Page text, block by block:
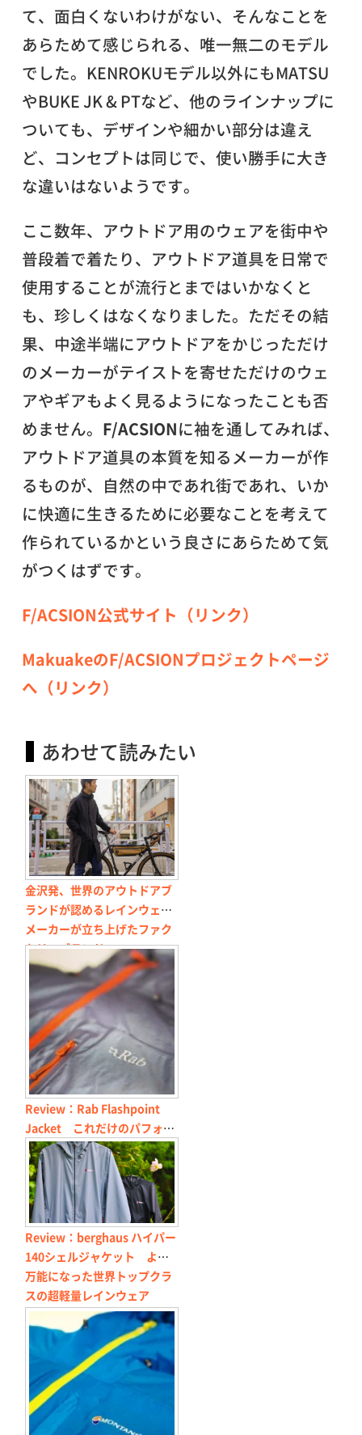
て、面白くないわけがない、そんなことを
あらためて感じられる、唯一無二のモデル
でした。KENROKUモデル以外にもMATSU
やBUKE JK & PTなど、他のラインナップに
ついても、デザインや細かい部分は違え
ど、コンセプトは同じで、使い勝手に大き
な違いはないようです。
ここ数年、アウトドア用のウェアを街中や
普段着で着たり、アウトドア道具を日常で
使用することが流行とまではいかなくと
も、珍しくはなくなりました。ただその結
果、中途半端にアウトドアをかじっただけ
のメーカーがテイストを寄せただけのウェ
アやギアもよく見るようになったことも否
めません。 F/ACSIONに袖を通してみれば、
アウトドア道具の本質を知るメーカーが作
るものが、自然の中であれ街であれ、いか
に快適に生きるために必要なことを考えて
作られているかという良さにあらためて気
がつくはずです。
F/ACSION公式サイト（リンク）
MakuakeのF/ACSIONプロジェクトページ
へ（リンク）
あわせて読みたい
金沢発、世界のアウトドアブ
ランドが認めるレインウェア
メーカーが立ち上げたファク
トリーブランド
「F/ACSION」がすごい
Review：Rab Flashpoint
Jacket これだけのパフォー
マンスでこの軽さは事件
Review：berghaus ハイパー
140シェルジャケット より
万能になった世界トップクラ
スの超軽量レインウェア